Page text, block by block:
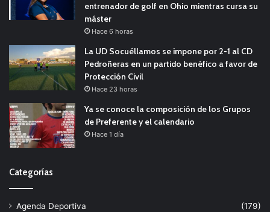
entrenador de golf en Ohio mientras cursa su
máster
Hace 6 horas
La UD Socuéllamos se impone por 2-1 al CD
Pedroñeras en un partido benéfico a favor de
Protección Civil
Hace 23 horas
Ya se conoce la composición de los Grupos
de Preferente y el calendario
Hace 1 día
Categorías
Agenda Deportiva
(179)